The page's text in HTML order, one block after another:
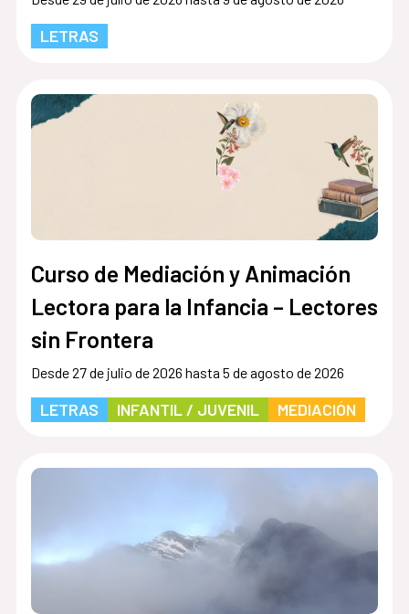
LETRAS
Curso de Mediación y Animación
Lectora para la Infancia – Lectores
sin Frontera
Desde 27 de julio de 2026 hasta 5 de agosto de 2026
LETRAS INFANTIL / JUVENIL MEDIACIÓN